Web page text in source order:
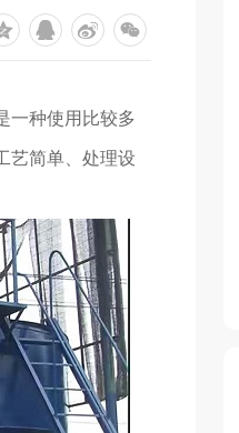
一种使用比较多
艺简单、处理设